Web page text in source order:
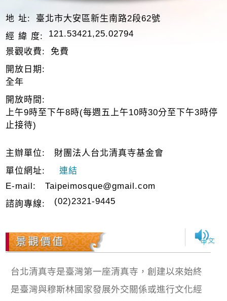
地 址:
臺北市大安區新生南路2段62號
經 緯 度:
121.53421,25.02794
景觀收費:
免費
開放日期:
全年
開放時間:
上午9時至下午8時(每週五上午10時30分至下午3時停
止接待)
主辦單位:
財團法人台北清真寺基金會
單位網址:
連結
E-mail:
Taipeimosque@gmail.com
諮詢專線:
(02)2321-9445
景觀價值
台北清真寺是臺灣第一座清真寺，創建以來始終
是臺灣與穆斯林國家發展外交關係或進行文化經